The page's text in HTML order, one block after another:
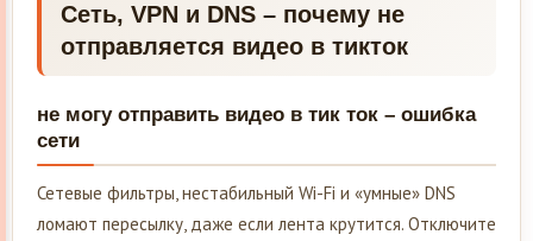
Сеть, VPN и DNS – почему не
отправляется видео в тикток
не могу отправить видео в тик ток – ошибка
сети
Сетевые фильтры, нестабильный Wi-Fi и «умные» DNS
ломают пересылку, даже если лента крутится. Отключите